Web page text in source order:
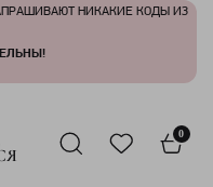
НИКАКИЕ КОДЫ ИЗ
0